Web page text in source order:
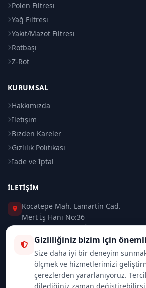
Polen Filtresi
Yağ Filtresi
Yakıt/Mazot Filtresi
Rotbaşı
Z-Rot
KURUMSAL
Hakkımızda
İletişim
Bizden Kareler
Gizlilik Politikası
İade ve İptal
İLETIŞIM
Kocatepe Mah. Lamartin Cad.
Mert İş Hanı No:36
Taksim / Beyoğlu / İSTANBUL
0 (212) 235 37 83
0 (532) 418 08 46
Gizliliğiniz bizim için önemli
Size daha iyi bir deneyim
ölçmek ve hizmetlerimizi
çerezlerden yararlanıyoruz.